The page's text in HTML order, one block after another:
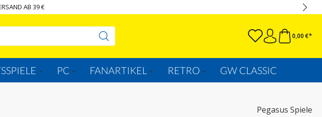
AB 39 €
0,00 €*
PC FANARTIKEL RETRO GW CLASSIC
Pegasus Spiele